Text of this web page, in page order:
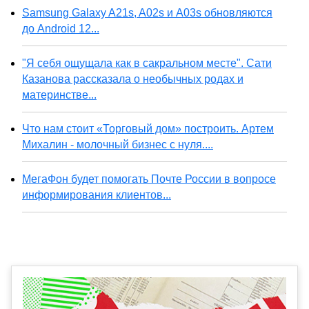
Samsung Galaxy A21s, A02s и A03s обновляются
до Android 12...
"Я себя ощущала как в сакральном месте". Сати
Казанова рассказала о необычных родах и
материнстве...
Что нам стоит «Торговый дом» построить. Артем
Михалин - молочный бизнес с нуля....
МегаФон будет помогать Почте России в вопросе
информирования клиентов...